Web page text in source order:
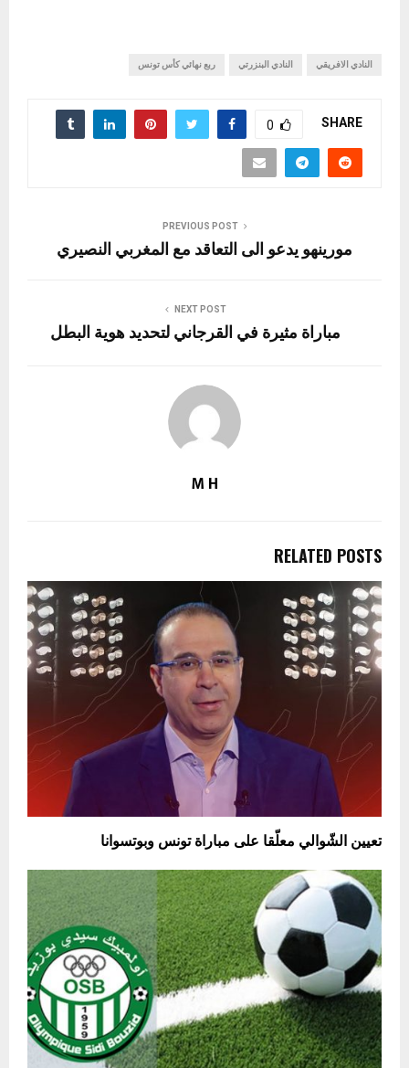
النادي الافريقي النادي البنزرتي ربع نهائي كأس تونس
SHARE
0
PREVIOUS POST
مورينهو يدعو الى التعاقد مع المغربي النصيري
NEXT POST
مباراة مثيرة في القرجاني لتحديد هوية البطل
M H
RELATED POSTS
تعيين الشّوالي معلّقا على مباراة تونس وبوتسوانا